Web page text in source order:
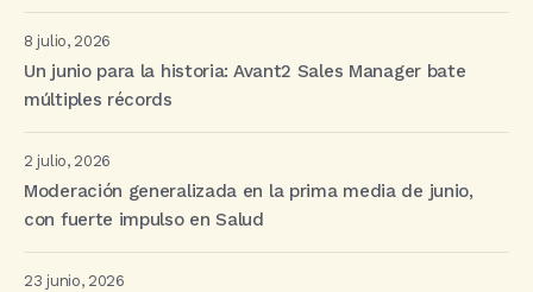
8 julio, 2026
Un junio para la historia: Avant2 Sales Manager bate
múltiples récords
2 julio, 2026
Moderación generalizada en la prima media de junio,
con fuerte impulso en Salud
23 junio, 2026